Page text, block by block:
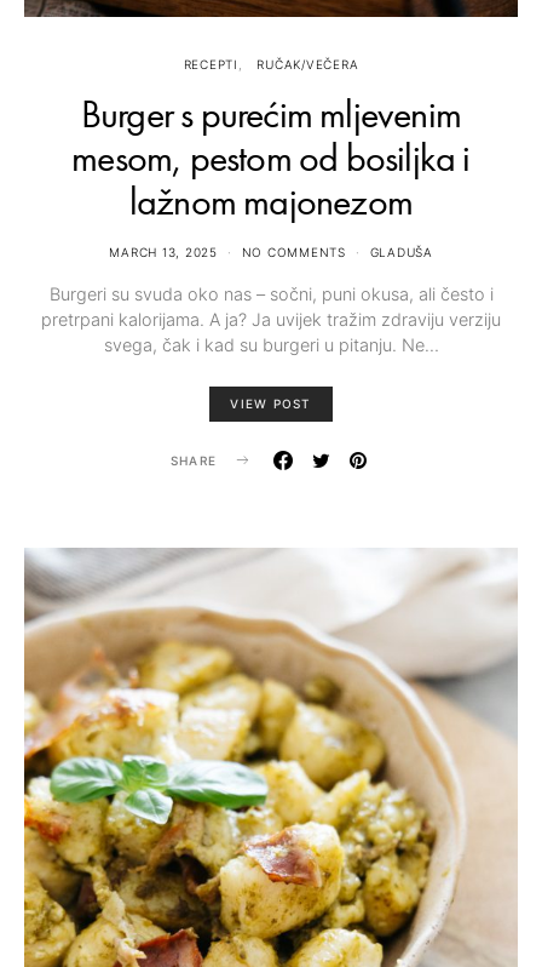
RECEPTI RUČAK/VEČERA
Burger s purećim mljevenim
mesom, pestom od bosiljka i
lažnom majonezom
MARCH 13, 2025 NO COMMENTS GLADUŠA
Burgeri su svuda oko nas – sočni, puni okusa, ali često i
pretrpani kalorijama. A ja? Ja uvijek tražim zdraviju verziju
svega, čak i kad su burgeri u pitanju. Ne…
VIEW POST
SHARE